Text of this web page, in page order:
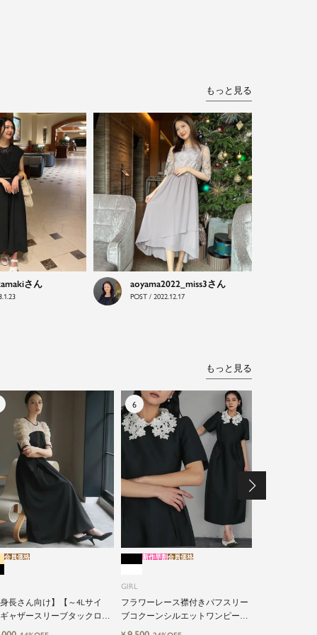
もっと見る
aoyama2022_miss3
POST / 2022.12.17
もっと見る
長さん向け】【～4Lサイ
ャザースリーブタックロン
婚式ワンピースドレス
会員価格
GIRL
フラワーレース襟付きパフスリー
ブコクーンシルエットワンピース
ドレス
新作早割会員価格